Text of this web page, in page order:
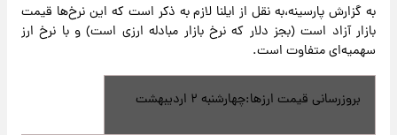
به گزارش پارسینه،به نقل از ایلنا لازم به ذکر است که این نرخ‌ها قیمت
بازار آزاد است (بجز دلار که نرخ بازار مبادله ارزی است) و با نرخ ارز
سهمیه‌ای متفاوت است.
بروزرسانی قیمت ارزها:چهارشنبه ۲ اردیبهشت